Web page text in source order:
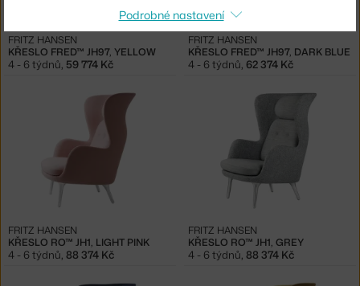
KŘESLO FRED™ JH97, YELLOW
FRITZ HANSEN
4 - 6 týdnů, 59 774 Kč
KŘESLO FRED™ JH97, DARK BLUE
FRITZ HANSEN
4 - 6 týdnů, 62 374 Kč
KŘESLO RO™ JH1, LIGHT PINK
FRITZ HANSEN
4 - 6 týdnů, 88 374 Kč
KŘESLO RO™ JH1, GREY
FRITZ HANSEN
4 - 6 týdnů, 88 374 Kč
Podrobné nastavení